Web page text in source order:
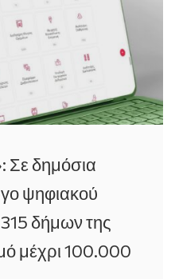
Σε δημόσια
ψηφιακού
δήμων της
μέχρι 100.000